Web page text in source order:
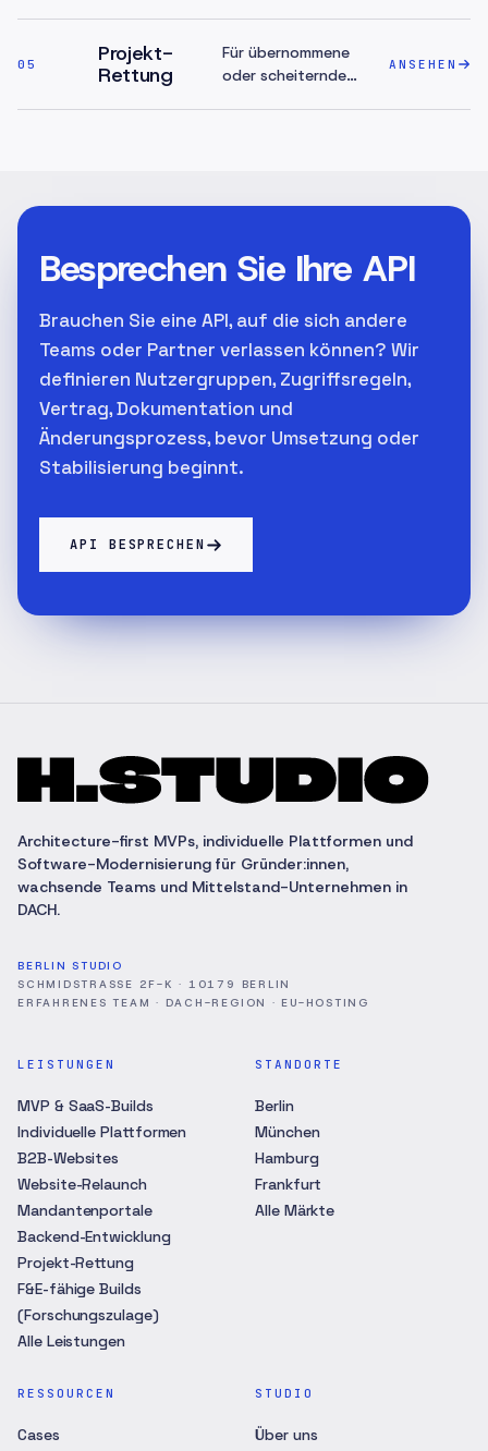
05
Projekt-
Rettung
Für übernommene
oder scheiternde
ANSEHEN
Besprechen Sie Ihre API
Brauchen Sie eine API, auf die sich andere
Teams oder Partner verlassen können? Wir
definieren Nutzergruppen, Zugriffsregeln,
Vertrag, Dokumentation und
Änderungsprozess, bevor Umsetzung oder
Stabilisierung beginnt.
API BESPRECHEN
Architecture-first MVPs, individuelle Plattformen und
Software-Modernisierung für Gründer:innen,
wachsende Teams und Mittelstand-Unternehmen in
DACH.
BERLIN STUDIO
SCHMIDSTRASSE 2F-K · 10179 BERLIN
ERFAHRENES TEAM · DACH-REGION · EU-HOSTING
LEISTUNGEN
MVP & SaaS-Builds
Individuelle Plattformen
B2B-Websites
Website-Relaunch
Mandantenportale
Backend-Entwicklung
Projekt-Rettung
F&E-fähige Builds
(Forschungszulage)
Alle Leistungen
STANDORTE
Berlin
München
Hamburg
Frankfurt
Alle Märkte
RESSOURCEN
Cases
STUDIO
Über uns